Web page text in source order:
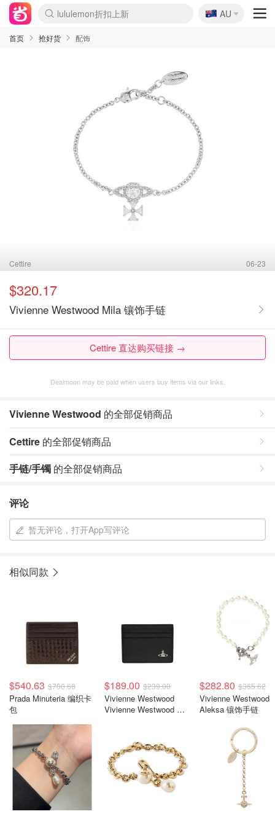
lululemon折扣上新
Sasa美妆护肤3.5折
SSENSE年中2.5折
FreshBeauty好价汇总
Cettire降价+叠9折
WWS Coles超市实拍
viagogo二手票捡漏
Myer超级周末
The Outnet奢牌1折起
David Jones 3折起
Flannels大牌1折
Perfumes Club护肤1折
AMIRO面罩$251
Amazon折扣汇总
eToro入金$200送$50
Amazon数码好物
ICONIC本周7.5折
ThedoubleF高奢地板价
Moose Knuckles 6折
丝芙兰5折起
EUFY摄像头$98
Selenichast首饰2折
Trip机票酒店促销
YSL送5件彩妆礼
Amazon家居好物
Amazon美妆护肤
雅漾大喷$8
过敏原检测盒$33
伊索独家赠50ml沐浴露
科颜氏高保湿面霜$29
SEALIFE海洋馆门票6折
丝塔芙大白罐$16
订阅Newsletter送香薰
Cult Beauty 6.8折
Harrods圣诞日历$525
LN-CC奢牌私促3折
d'Alba空姐喷雾$16
EVE LOM套装£56
Bernardelli独家4折
Adore Beauty 6折起
CT圣诞日历
Mytheresa奢品2.7折
Luxury Escapes 9折
Currentbody美容仪$881
MOON Garden Live
Roborock扫地机$649
Tingo Life水杯$24
Valentino官网5折
CR洗护套装$23
修丽可4件套$159
Myer彩妆2件7折
GANNI官网4.5折
Stylevana韩妆4折
Tessabit高奢8.5折
OGX洗发水$11
Amazon阿德莱德次日达
卡诗8.5折+赠礼
Philips Hue灯具8折
🇦🇺
AU
首页 抢好货 配饰
Cettire 06-23
$320.17
Vivienne Westwood Mila 镶饰手链
Cettire 直达购买链接 →
Dealmoon may be paid when users buy items via our links.
Vivienne Westwood 的全部促销商品
Cettire 的全部促销商品
手链/手镯 的全部促销商品
评论
暂无评论，打开App写评论
相似同款
$540.63 $700.68
Prada Minuteria 编织卡
包
$189.00 $239.00
Vivienne Westwood
Vivienne Westwood 土
$282.80 $365.62
Vivienne Westwood
Aleksa 镶饰手链